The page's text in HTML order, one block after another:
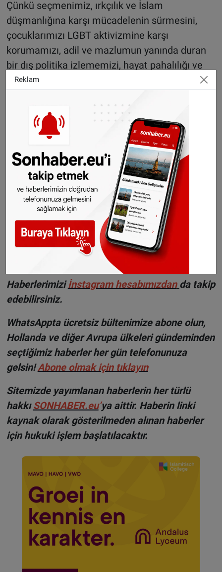
Çünkü seçmenimiz, ırkçılık ve İslam
düşmanlığına karşı mücadelenin sürmesini,
çocuklarımızı LGBT aktivizmine karşı
korumamızı, adil ve mazlumun yanında duran
bir dış politika izlememizi, hayat pahalılığı ve
konut sorununa çözüm bulmamızı istiyor. Biz
güvenini kazandık.
Wilders'in birinci parti çıkması, adil ve
kucaklayıcı bir Hollanda'ya karşı aşırı sağın bir
zaferidir. Hollanda'daki Müslümanların ve dünya
mazlumlarının haklı davasını yılmadan
savunmaya devam edeceğimize kimsenin
şüphesi olmasın. Irkçılığa, ayrımcılığa ve İslam
düşmanlığına karşı var gücümüzle çalışmaya
devam edeceğiz,' dedi."
Haberlerimiziİnstagram hesabımızdan da takip
edebilirsiniz.
WhatsAppta ücretsiz bültenimize abone olun,
Hollanda ve diğer Avrupa ülkeleri gündeminden
seçtiğimiz haberler her gün telefonunuza
gelsin!Abone olmak için tıklayın
Sitemizde yayımlanan haberlerin her türlü
hakkıSONHABER.eu’ya aittir. Haberin linki
kaynak olarak gösterilmeden alınan haberler
için hukuki işlem başlatılacaktır.
Reklam